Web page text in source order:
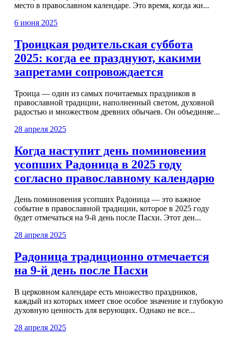
место в православном календаре. Это время, когда жи...
6 июня 2025
Троицкая родительская суббота
2025: когда ее празднуют, какими
запретами сопровождается
Троица — один из самых почитаемых праздников в
православной традиции, наполненный светом, духовной
радостью и множеством древних обычаев. Он объединяе...
28 апреля 2025
Когда наступит день поминовения
усопших Радоница в 2025 году
согласно православному календарю
День поминовения усопших Радоница — это важное
событие в православной традиции, которое в 2025 году
будет отмечаться на 9-й день после Пасхи. Этот ден...
28 апреля 2025
Радоница традиционно отмечается
на 9-й день после Пасхи
В церковном календаре есть множество праздников,
каждый из которых имеет свое особое значение и глубокую
духовную ценность для верующих. Однако не все...
28 апреля 2025